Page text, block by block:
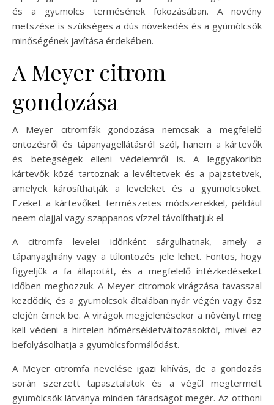
és a gyümölcs termésének fokozásában. A növény
metszése is szükséges a dús növekedés és a gyümölcsök
minőségének javítása érdekében.
A Meyer citrom
gondozása
A Meyer citromfák gondozása nemcsak a megfelelő
öntözésről és tápanyagellátásról szól, hanem a kártevők
és betegségek elleni védelemről is. A leggyakoribb
kártevők közé tartoznak a levéltetvek és a pajzstetvek,
amelyek károsíthatják a leveleket és a gyümölcsöket.
Ezeket a kártevőket természetes módszerekkel, például
neem olajjal vagy szappanos vízzel távolíthatjuk el.
A citromfa levelei időnként sárgulhatnak, amely a
tápanyaghiány vagy a túlöntözés jele lehet. Fontos, hogy
figyeljük a fa állapotát, és a megfelelő intézkedéseket
időben meghozzuk. A Meyer citromok virágzása tavasszal
kezdődik, és a gyümölcsök általában nyár végén vagy ősz
elején érnek be. A virágok megjelenésekor a növényt meg
kell védeni a hirtelen hőmérsékletváltozásoktól, mivel ez
befolyásolhatja a gyümölcsformálódást.
A Meyer citromfa nevelése igazi kihívás, de a gondozás
során szerzett tapasztalatok és a végül megtermelt
gyümölcsök látványa minden fáradságot megér. Az otthoni